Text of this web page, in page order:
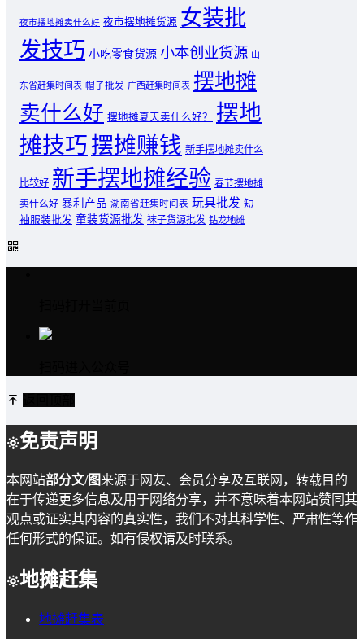
夜市摆地摊卖什么好 夜市摆地摊货源 女装批
发技巧 小吃零食货源 小本创业货源 山
东省赶集时间表 帽子批发 广西赶集时间表 摆地摊
卖什么好 摆地摊夏天卖什么好？
摆地
摊技巧摆摊赚钱 新手摆地摊卖什么
比较好 新手摆地摊经验 春节摆地摊
卖什么好 暴利产品 湖南省赶集时间表 玩具批发 短
袖服装批发 童装货源批发 袜子货源批发 钻龙地摊
免责声明
本网站部分文/图来源于网友、会员分享及互联网，转载目的
在于传递更多信息及用于网络分享，并不意味着本网站赞同其
观点或证实其内容的真实性，我们不对其科学性、严肃性等作
任何形式的保证。如有侵权请及时联系。
地摊赶集
地摊赶集表